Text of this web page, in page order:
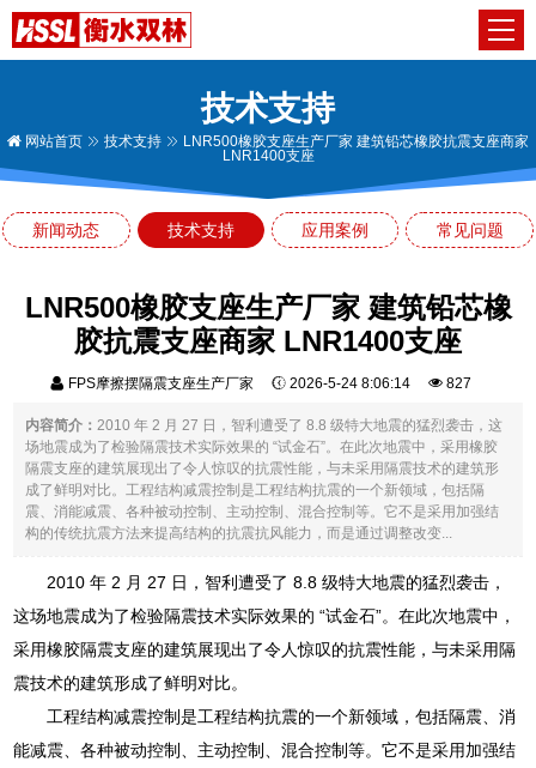
技术支持
网站首页 技术支持
LNR500橡胶支座生产厂家 建筑铅芯橡胶抗震支座商家
LNR1400支座
新闻动态 技术支持 应用案例 常见问题
LNR500橡胶支座生产厂家 建筑铅芯橡
胶抗震支座商家 LNR1400支座
FPS摩擦摆隔震支座生产厂家 2026-5-24 8:06:14 827
内容简介： 2010 年 2 月 27 日，智利遭受了 8.8 级特大地震的猛烈袭击，这
场地震成为了检验隔震技术实际效果的 “试金石”。在此次地震中，采用橡胶
隔震支座的建筑展现出了令人惊叹的抗震性能，与未采用隔震技术的建筑形
成了鲜明对比。工程结构减震控制是工程结构抗震的一个新领域，包括隔
震、消能减震、各种被动控制、主动控制、混合控制等。它不是采用加强结
构的传统抗震方法来提高结构的抗震抗风能力，而是通过调整改变...
2010 年 2 月 27 日，智利遭受了 8.8 级特大地震的猛烈袭击，
这场地震成为了检验隔震技术实际效果的 “试金石”。在此次地震中，
采用橡胶隔震支座的建筑展现出了令人惊叹的抗震性能，与未采用隔
震技术的建筑形成了鲜明对比。
工程结构减震控制是工程结构抗震的一个新领域，包括隔震、消
能减震、各种被动控制、主动控制、混合控制等。它不是采用加强结